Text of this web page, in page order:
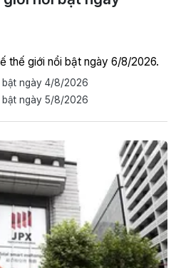
thế giới nổi bật ngày 6/8/2026.
bật ngày 4/8/2026
bật ngày 5/8/2026